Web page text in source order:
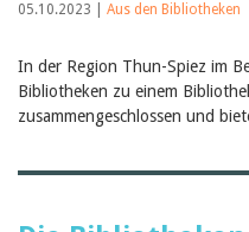
05.10.2023 | Aus den Bibliotheken
In der Region Thun-Spiez im
Bibliotheken zu einem
zusammengeschlossen und